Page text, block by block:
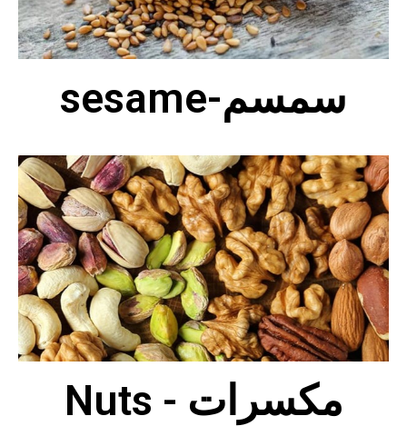
sesame-سمسم
Nuts - مكسرات